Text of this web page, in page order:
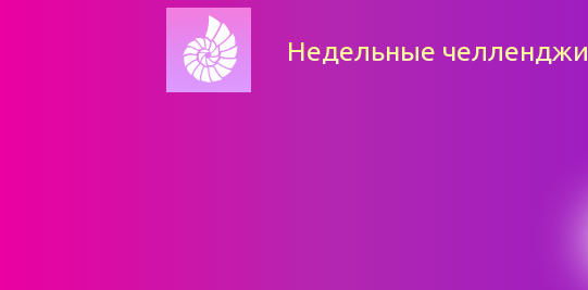
Недельные челленджи